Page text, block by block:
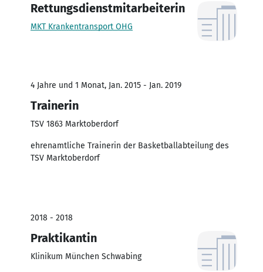
Rettungsdienstmitarbeiterin
MKT Krankentransport OHG
4 Jahre und 1 Monat, Jan. 2015 - Jan. 2019
Trainerin
TSV 1863 Marktoberdorf
ehrenamtliche Trainerin der Basketballabteilung des
TSV Marktoberdorf
2018 - 2018
Praktikantin
Klinikum München Schwabing